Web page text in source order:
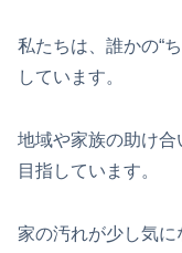
私たちは、誰かの“
しています。
地域や家族の助け
目指しています。
家の汚れが少し気に